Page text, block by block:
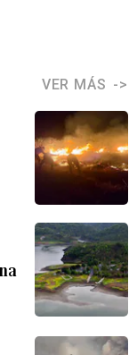
VER MÁS